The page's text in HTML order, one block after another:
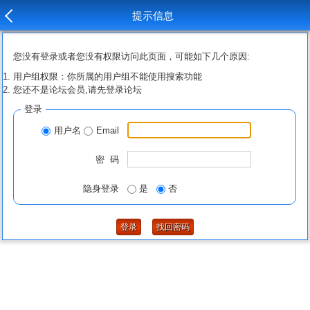
提示信息
您没有登录或者您没有权限访问此页面，可能如下几个原因:
用户组权限：你所属的用户组不能使用搜索功能
您还不是论坛会员,请先登录论坛
登录
用户名 Email
密 码
隐身登录 是 否